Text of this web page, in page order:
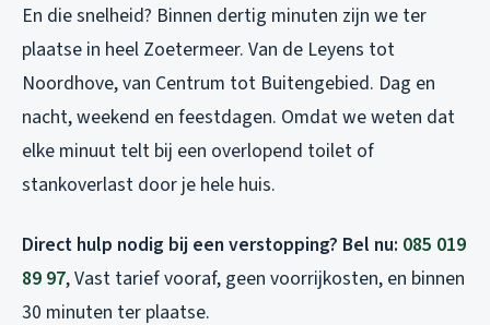
En die snelheid? Binnen dertig minuten zijn we ter
plaatse in heel Zoetermeer. Van de Leyens tot
Noordhove, van Centrum tot Buitengebied. Dag en
nacht, weekend en feestdagen. Omdat we weten dat
elke minuut telt bij een overlopend toilet of
stankoverlast door je hele huis.
Direct hulp nodig bij een verstopping? Bel nu: 085 019
89 97, Vast tarief vooraf, geen voorrijkosten, en binnen
30 minuten ter plaatse.